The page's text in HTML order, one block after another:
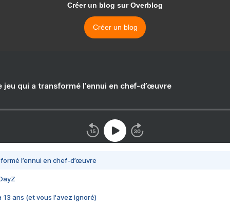
Créer un blog sur Overblog
Créer un blog
jeu qui a transformé l’ennui en chef-d’œuvre
l’ennui en chef-d’œuvre
13 ans (et vous l'avez ignoré)